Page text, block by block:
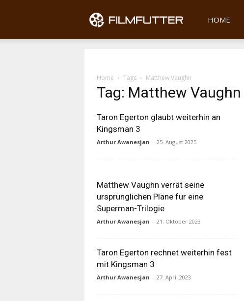
Filmfutter
HOME
Home Tags Matthew Vaughn
Tag: Matthew Vaughn
Taron Egerton glaubt weiterhin an
Kingsman 3
Arthur Awanesjan - 25. August 2025
Matthew Vaughn verrät seine
ursprünglichen Pläne für eine
Superman-Trilogie
Arthur Awanesjan - 21. Oktober 2023
Taron Egerton rechnet weiterhin fest
mit Kingsman 3
Arthur Awanesjan - 27. April 2023